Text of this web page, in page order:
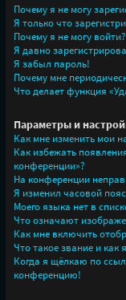
Почему я не могу
Я только что
Почему я не могу войти?
Я давно
Я забыл пароль!
Почему мне
Что делает функция
Параметры и
Как мне изменить мои
Как избежать
конференции»?
На конференции
Я изменил часовой
Моего языка нет в
Что означают
Как мне включить
Что такое звание и как
Когда я щёлкаю по
конференцию!